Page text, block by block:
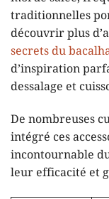
traditionnelles
découvrir plus
secrets du
d’inspiration
dessalage et
De nombreuses
intégré ces
incontournable
leur efficacité et